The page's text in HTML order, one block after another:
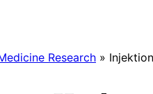
Research »